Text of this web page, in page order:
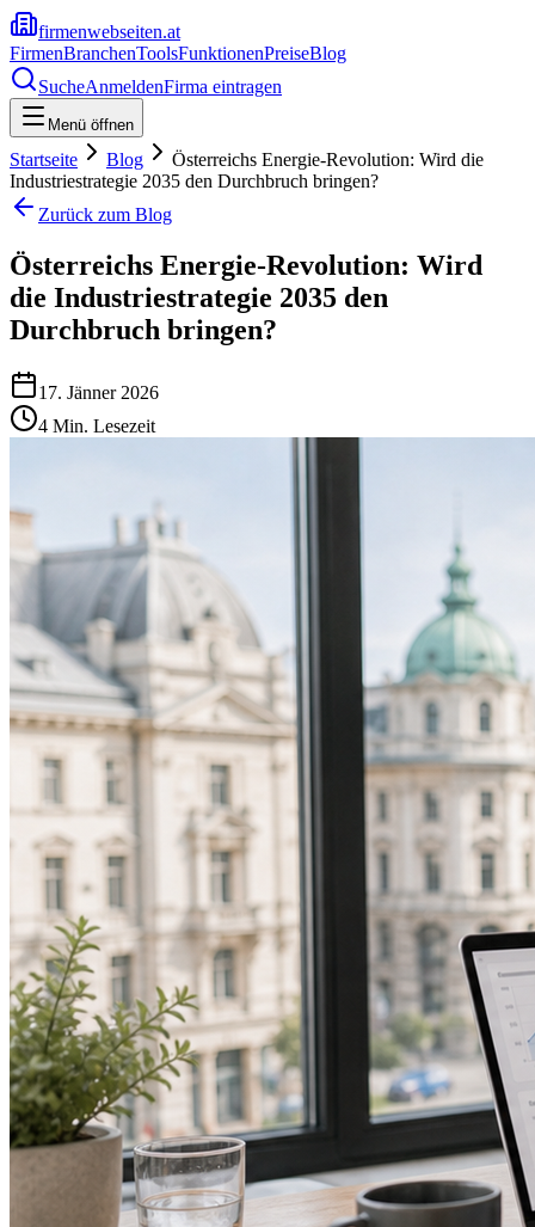
firmenwebseiten.at
FirmenBranchenToolsFunktionenPreiseBlog
SucheAnmeldenFirma eintragen
Menü öffnen
Startseite Blog
Österreichs Energie-Revolution: Wird die
Industriestrategie 2035 den Durchbruch bringen?
Zurück zum Blog
Österreichs Energie-Revolution: Wird
die Industriestrategie 2035 den
Durchbruch bringen?
17. Jänner 2026
4 Min. Lesezeit